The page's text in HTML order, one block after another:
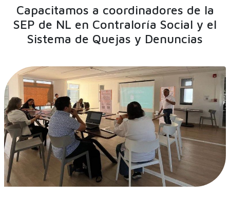
Capacitamos a coordinadores de la
SEP de NL en Contraloría Social y el
Sistema de Quejas y Denuncias